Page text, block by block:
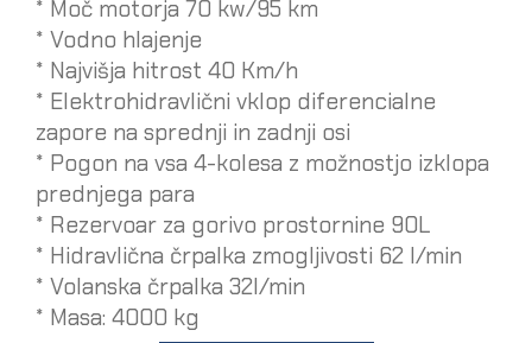
* Moč motorja 70 kw/95 km
* Vodno hlajenje
* Najvišja hitrost 40 Km/h
* Elektrohidravlični vklop diferencialne
zapore na sprednji in zadnji osi
* Pogon na vsa 4-kolesa z možnostjo izklopa
prednjega para
* Rezervoar za gorivo prostornine 90L
* Hidravlična črpalka zmogljivosti 62 l/min
* Volanska črpalka 32l/min
* Masa: 4000 kg